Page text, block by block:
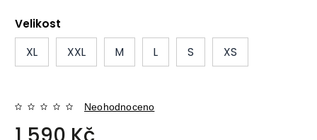
Velikost
XL
XXL M L S XS
Neohodnoceno